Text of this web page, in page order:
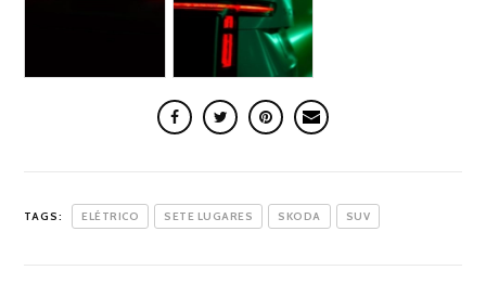
TAGS: ELÉTRICO SETE LUGARES SKODA SUV